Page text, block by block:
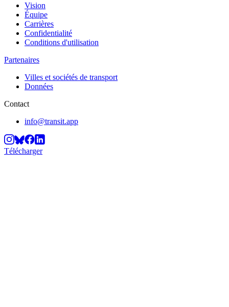
Vision
Équipe
Carrières
Confidentialité
Conditions d'utilisation
Partenaires
Villes et sociétés de transport
Données
Contact
info@transit.app
Télécharger